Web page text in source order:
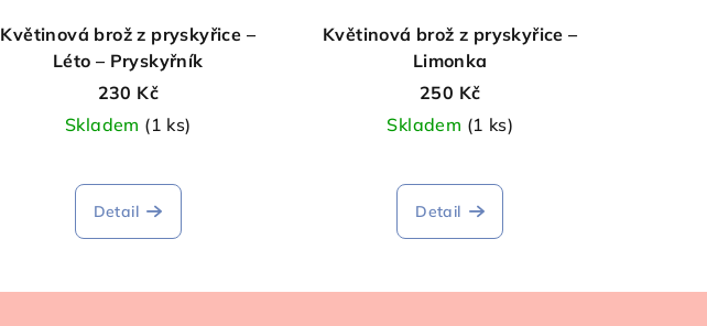
Květinová brož z pryskyřice –
Léto – Pryskyřník
230 Kč
Skladem (1 ks)
Detail
Květinová brož z pryskyřice –
Limonka
250 Kč
Skladem (1 ks)
Detail